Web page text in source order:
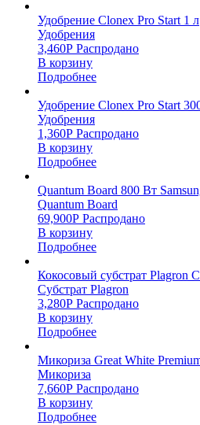
Удобрение Clonex Pro Start 1 л
Удобрения
3,460Р Распродано
В корзину
Подробнее
Удобрение Clonex Pro Start
Удобрения
1,360Р Распродано
В корзину
Подробнее
Quantum Board 800 Вт
Quantum Board
69,900Р Распродано
В корзину
Подробнее
Кокосовый субстрат Plagron
Субстрат Plagron
3,280Р Распродано
В корзину
Подробнее
Микориза Great White
Микориза
7,660Р Распродано
В корзину
Подробнее